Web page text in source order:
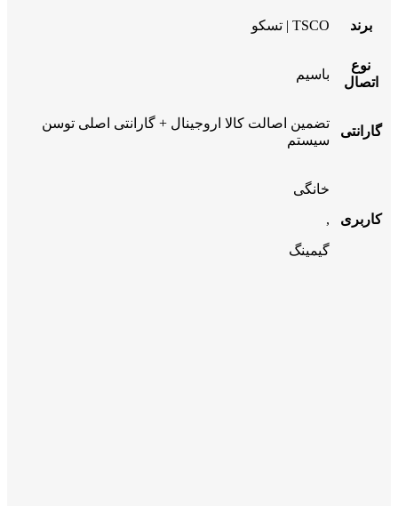
برند TSCO | تسکو
نوع
اتصال
باسیم
گارانتی
تضمین اصالت کالا اروجینال + گارانتی اصلی توسن
سیستم
کاربری
خانگی
,
گیمینگ